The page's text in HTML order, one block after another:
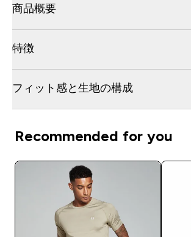
商品概要
特徴
フィット感と生地の構成
Recommended for you